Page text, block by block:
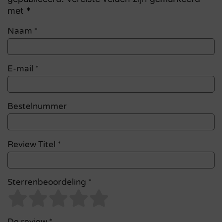
met *
Naam *
E-mail *
Bestelnummer
Review Titel *
Sterrenbeoordeling *